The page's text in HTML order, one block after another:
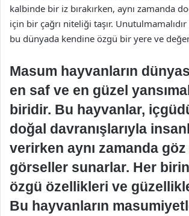
kalbinde bir iz bırakırken, aynı zamanda
için bir çağrı niteliği taşır.
bu dünyada kendine özgü bir yere ve
Masum hayvanların
en saf ve en güzel
biridir. Bu hayvanlar,
doğal davranışlarıyla
verirken aynı zamanda göz
görseller sunarlar. Her
özgü özellikleri ve
Bu hayvanların